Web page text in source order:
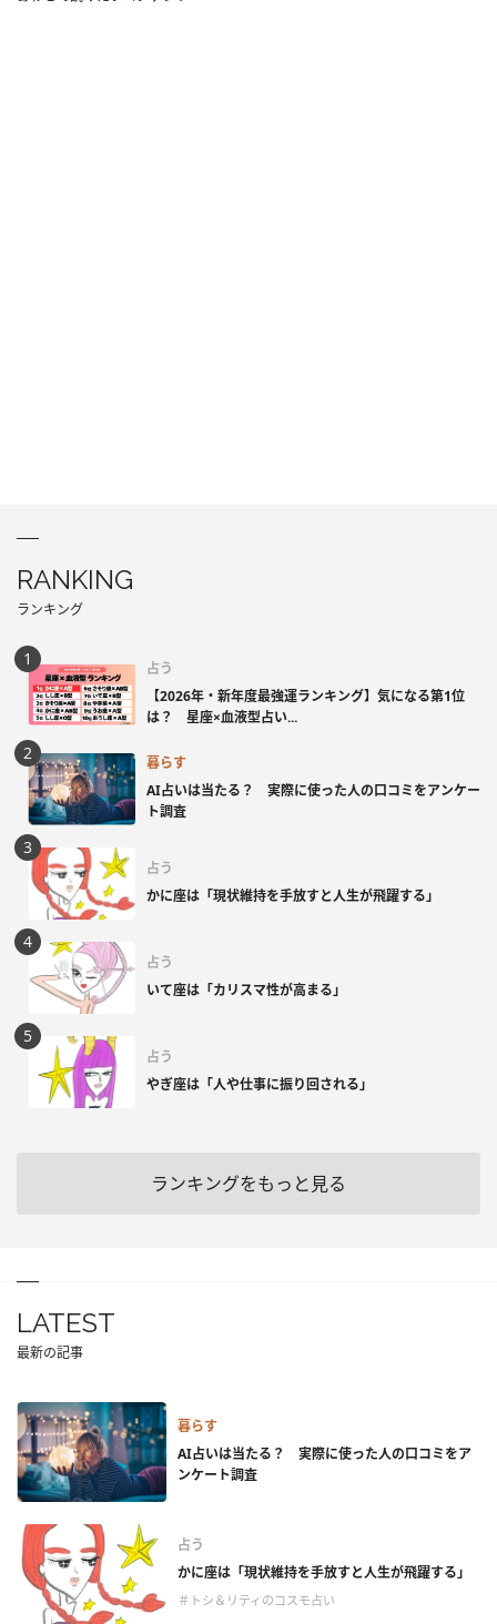
RANKING
ランキング
占う
【2026年・新年度最強運ランキング】気になる第1位
は？ 星座×血液型占い...
暮らす
AI占いは当たる？ 実際に使った人の口コミをアンケー
ト調査
占う
かに座は「現状維持を手放すと人生が飛躍する」
占う
いて座は「カリスマ性が高まる」
占う
やぎ座は「人や仕事に振り回される」
ランキングをもっと見る
LATEST
最新の記事
暮らす
AI占いは当たる？ 実際に使った人の口コミをア
ンケート調査
占う
かに座は「現状維持を手放すと人生が飛躍する」
＃トシ＆リティのコスモ占い